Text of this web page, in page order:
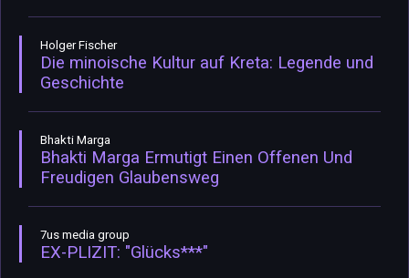
Holger Fischer
Die minoische Kultur auf Kreta: Legende und
Geschichte
Bhakti Marga
Bhakti Marga Ermutigt Einen Offenen Und
Freudigen Glaubensweg
7us media group
EX-PLIZIT: "Glücks***"